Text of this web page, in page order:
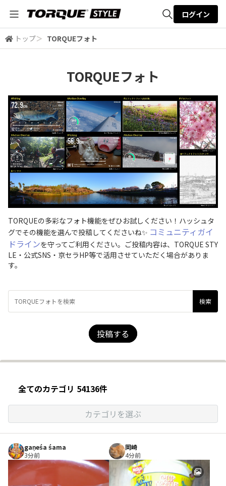
全体検索
ログイン
トップ＞ TORQUEフォト
TORQUEフォト
TORQUEの多彩なフォト機能をぜひお試しください！ハッシュタ
グでその機能を選んで投稿してくださいね✨ コミュニティガイ
ドラインを守ってご利用ください。ご投稿内容は、TORQUE STY
LE・公式SNS・京セラHP等で活用させていただく場合がありま
す。
投稿する
全てのカテゴリ 54136件
カテゴリを選ぶ
gaṇeśa śama
3分前
岡崎
4分前